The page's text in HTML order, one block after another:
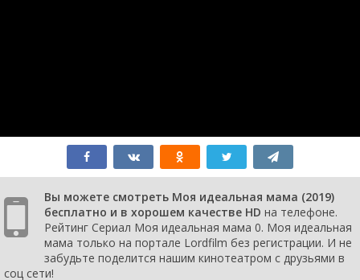
Вы можете смотреть Моя идеальная мама (2019)
бесплатно и в хорошем качестве HD на телефоне.
Рейтинг Сериал Моя идеальная мама 0. Моя идеальная
мама только на портале Lordfilm без регистрации. И не
забудьте поделится нашим кинотеатром с друзьями в
соц сети!